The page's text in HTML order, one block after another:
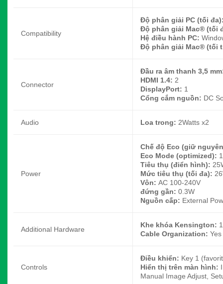
Compatibility
Độ phân giải PC (tối
Độ phân giải Mac® (tối
Hệ điều hành PC:
Độ phân giải Mac® (tối
Connector
Đầu ra âm thanh 3,5
HDMI 1.4: 2
DisplayPort: 1
Cổng cắm nguồn: DC
Audio Loa trong: 2Watts x2
Power
Chế độ Eco (giữ
Eco Mode (optimized):
Tiêu thụ (điển hình):
Mức tiêu thụ (tối đa):
Vôn: AC 100-240V
đứng gần: 0.3W
Nguồn cấp: External
Additional Hardware
Khe khóa Kensington: 1
Cable Organization: Yes
Controls
Điều khiển: Key 1
Hiển thị trên màn hình:
Manual Image Adjust,